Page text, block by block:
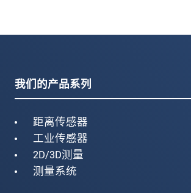
我们的产品系列
距离传感器
工业传感器
2D/3D测量
测量系统